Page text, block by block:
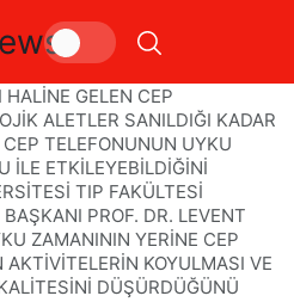
uykular kalitesiz
GELEN CEP
ALETLER SANILDIĞI KADAR
TELEFONUNUN UYKU
İLE ETKİLEYEBİLDİĞİNİ
TIP FAKÜLTESİ
PROF. DR. LEVENT
ZAMANININ YERİNE CEP
KOYULMASI VE
DÜŞÜRDÜĞÜNÜ